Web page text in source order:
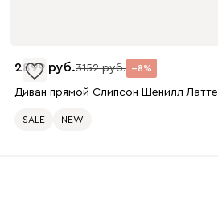
2899 3152 8
Диван прямой Слипсон Шенилл Латте
SALE NEW